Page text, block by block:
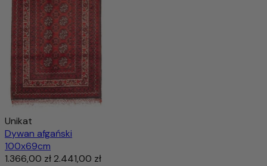
Unikat
Dywan afgański
100x69cm
1.366,00 zł2.441,00 zł